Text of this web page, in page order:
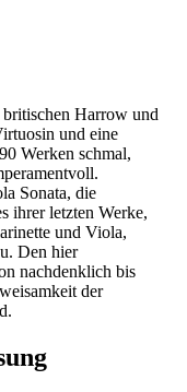
Harrow und
und eine
Werken schmal,
Sonata, die
ihrer letzten Werke,
und Viola,
Den hier
nachdenklich bis
der